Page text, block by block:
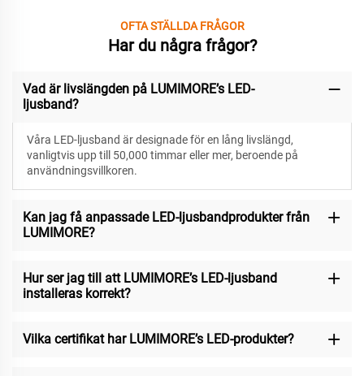
OFTA STÄLLDA FRÅGOR
Har du några frågor?
Vad är livslängden på LUMIMORE’s LED-
ljusband?
Våra LED-ljusband är designade fören lång livslängd,
vanligtvis upp till 50,000 timmar eller mer, beroende på
användningsvillkoren.
Kan jag få anpassade LED-ljusbandprodukter från
LUMIMORE?
Hur ser jag till att LUMIMORE’s LED-ljusband
installeras korrekt?
Vilka certifikat har LUMIMORE’s LED-produkter?